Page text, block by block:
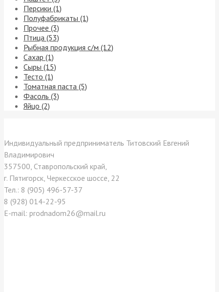
Персики (1)
Полуфабрикаты (1)
Прочее (3)
Птица (53)
Рыбная продукция с/м (12)
Сахар (1)
Сыры (15)
Тесто (1)
Томатная паста (5)
Фасоль (3)
Яйцо (2)
Индивидуальный предприниматель Титовский Евгений
Владимирович
357500, Ставропольский край,
г. Пятигорск, Черкесское шоссе, 22
Тел.: 8 (905) 496-57-37
8 (928) 014-22-95
E-mail: prodnadom26@mail.ru